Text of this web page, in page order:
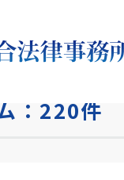
：220件